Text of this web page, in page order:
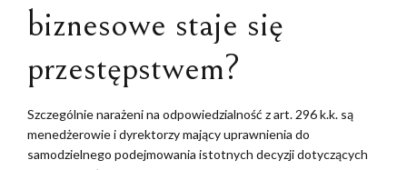
biznesowe staje się
przestępstwem?
Szczególnie narażeni na odpowiedzialność z art. 296 k.k. są
menedżerowie i dyrektorzy mający uprawnienia do
samodzielnego podejmowania istotnych decyzji dotyczących